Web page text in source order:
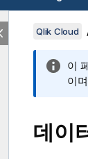
Qlik Cloud
이
이
데이